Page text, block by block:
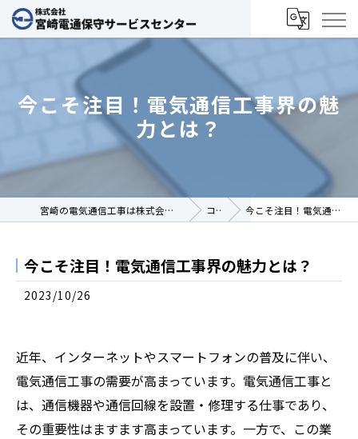
今こそ注目！電気通信工事界の魅
力とは？
宮崎の電気通信工事は株式会社宮崎電通保守サービスセンター コラム 今こそ注目！電気通信工事界の魅力とは？
今こそ注目！電気通信工事界の魅力とは？
2023/10/26
近年、インターネットやスマートフォンの普及に伴い、
電気通信工事の需要が高まっています。電気通信工事と
は、通信機器や通信回線を設置・修理する仕事であり、
その重要性はますます高まっています。一方で、この業